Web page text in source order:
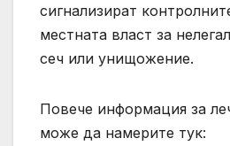
сигнализират
местната власт за
сеч или унищожение.
Повече информация за
може да намерите тук: